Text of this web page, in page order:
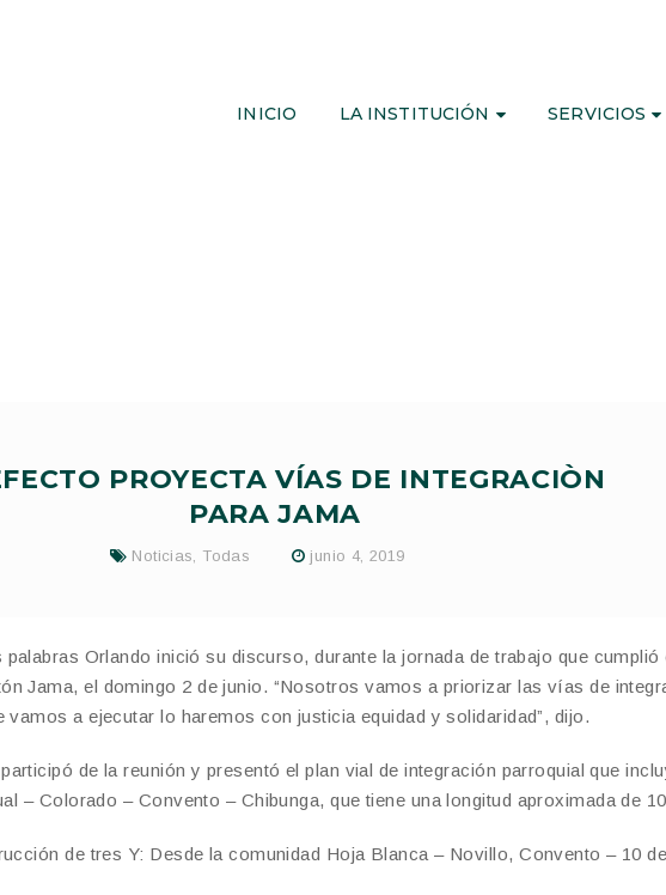
INICIO LA INSTITUCIÓN SERVICIOS
PROYECTA VÍAS DE INTEGRACIÒN
PARA JAMA
Noticias, Todas junio 4, 2019
la Revolución Vial Rural más grande de la historia de Manabí”, precisó el
palabras Orlando inició su discurso, durante la jornada de trabajo que cumplió
Jama, el domingo 2 de junio. “Nosotros vamos a priorizar las vías de
vamos a ejecutar lo haremos con justicia equidad y solidaridad”, dijo.
de la reunión y presentó el plan vial de integración parroquial que
– Colorado – Convento – Chibunga, que tiene una longitud aproximada de
de tres Y: Desde la comunidad Hoja Blanca – Novillo, Convento – 10